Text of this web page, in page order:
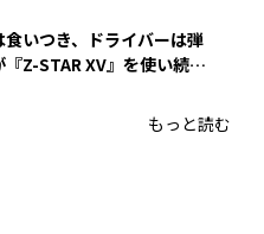
食いつき、ドライバーは弾
Z-STAR XV』を使い続け
もっと読む